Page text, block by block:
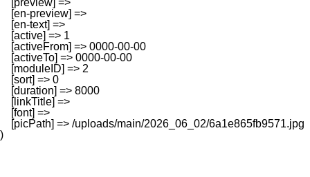
    [preview] =>
    [en-preview] =>
    [en-text] =>
    [active] => 1
    [activeFrom] => 0000-00-00
    [activeTo] => 0000-00-00
    [moduleID] => 2
    [sort] => 0
    [duration] => 8000
    [linkTitle] =>
    [font] =>
    [picPath] => /uploads/main/2026_06_02/6a1e865fb9571.jpg